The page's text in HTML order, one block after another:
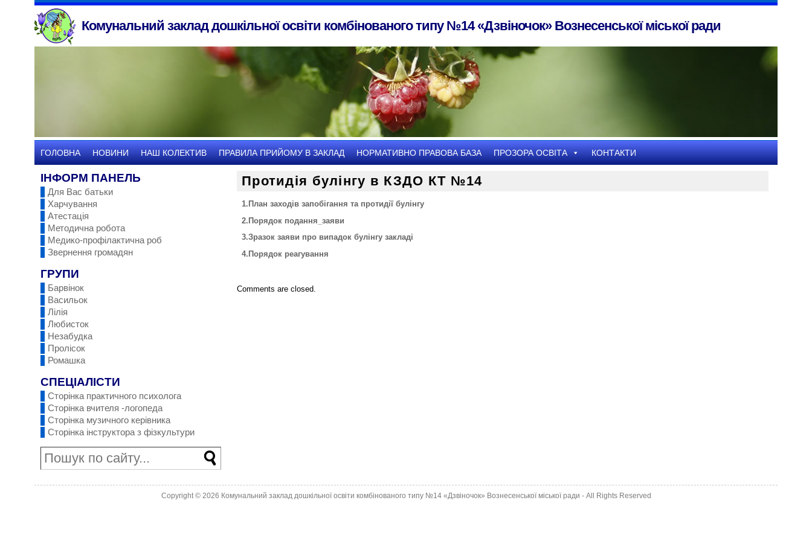
Комунальний заклад дошкільної освіти комбінованого типу №14 «Дзвіночок» Вознесенської міської ради
ГОЛОВНА НОВИНИ НАШ КОЛЕКТИВ ПРАВИЛА ПРИЙОМУ В ЗАКЛАД НОРМАТИВНО ПРАВОВА БАЗА ПРОЗОРА ОСВІТА КОНТАКТИ
ІНФОРМ ПАНЕЛЬ
Для Вас батьки
Харчування
Атестація
Методична робота
Медико-профілактична роб
Звернення громадян
ГРУПИ
Барвінок
Васильок
Лілія
Любисток
Незабудка
Пролісок
Ромашка
СПЕЦІАЛІСТИ
Сторінка практичного психолога
Сторінка вчителя -логопеда
Сторінка музичного керівника
Сторінка інструктора з фізкультури
Протидія булінгу в КЗДО КТ №14
1.План заходів запобігання та протидії булінгу
2.Порядок подання_заяви
3.Зразок заяви про випадок булінгу закладі
4.Порядок реагування
Comments are closed.
Copyright © 2026 Комунальний заклад дошкільної освіти комбінованого типу №14 «Дзвіночок» Вознесенської міської ради - All Rights Reserved